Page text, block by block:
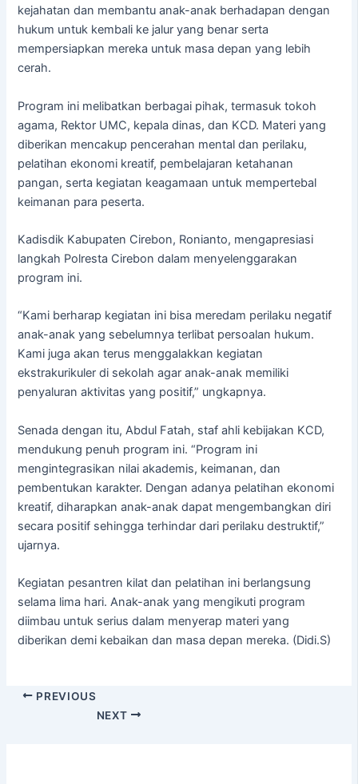
kejahatan dan membantu anak-anak berhadapan dengan
hukum untuk kembali ke jalur yang benar serta
mempersiapkan mereka untuk masa depan yang lebih
cerah.
Program ini melibatkan berbagai pihak, termasuk tokoh
agama, Rektor UMC, kepala dinas, dan KCD. Materi yang
diberikan mencakup pencerahan mental dan perilaku,
pelatihan ekonomi kreatif, pembelajaran ketahanan
pangan, serta kegiatan keagamaan untuk mempertebal
keimanan para peserta.
Kadisdik Kabupaten Cirebon, Ronianto, mengapresiasi
langkah Polresta Cirebon dalam menyelenggarakan
program ini.
“Kami berharap kegiatan ini bisa meredam perilaku negatif
anak-anak yang sebelumnya terlibat persoalan hukum.
Kami juga akan terus menggalakkan kegiatan
ekstrakurikuler di sekolah agar anak-anak memiliki
penyaluran aktivitas yang positif,” ungkapnya.
Senada dengan itu, Abdul Fatah, staf ahli kebijakan KCD,
mendukung penuh program ini. “Program ini
mengintegrasikan nilai akademis, keimanan, dan
pembentukan karakter. Dengan adanya pelatihan ekonomi
kreatif, diharapkan anak-anak dapat mengembangkan diri
secara positif sehingga terhindar dari perilaku destruktif,”
ujarnya.
Kegiatan pesantren kilat dan pelatihan ini berlangsung
selama lima hari. Anak-anak yang mengikuti program
diimbau untuk serius dalam menyerap materi yang
diberikan demi kebaikan dan masa depan mereka. (Didi.S)
PREVIOUS
NEXT